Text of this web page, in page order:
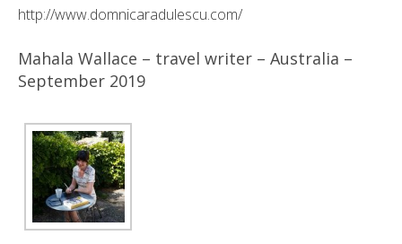
http://www.domnicaradulescu.com/
Mahala Wallace – travel writer – Australia –
September 2019